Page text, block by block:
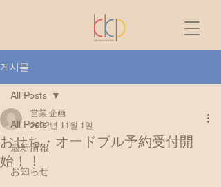
게시물
All Posts
最新情報
お知らせ
All Posts
おせち・オードブル予約受付開
始！！
営業 企画
2022년 11월 1일